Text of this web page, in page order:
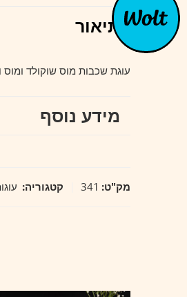
תיאור
עוגת שכבות מוס שוקולד ומוס
מידע נוסף
מק"ט: 341 קטגוריה: